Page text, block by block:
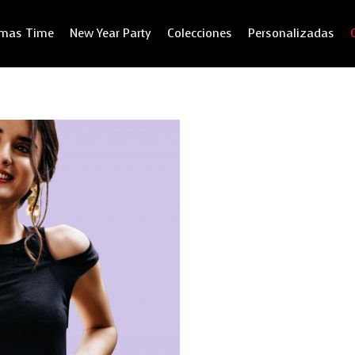
Time New Year Party Colecciones Personalizadas